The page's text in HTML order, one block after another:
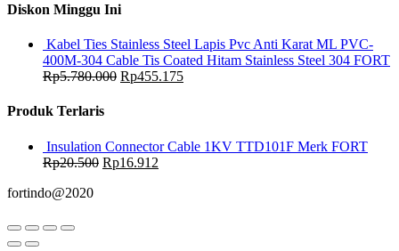
Diskon Minggu Ini
Kabel Ties Stainless Steel Lapis Pvc Anti Karat ML PVC-
400M-304 Cable Tis Coated Hitam Stainless Steel 304 FORT
Rp5.780.000 Rp455.175
Produk Terlaris
Insulation Connector Cable 1KV TTD101F Merk FORT
Rp20.500 Rp16.912
fortindo@2020